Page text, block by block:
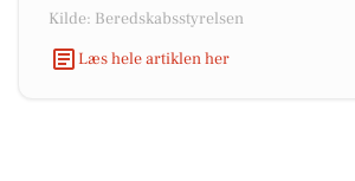
Kilde: Beredskabsstyrelsen
Læs hele artiklen her